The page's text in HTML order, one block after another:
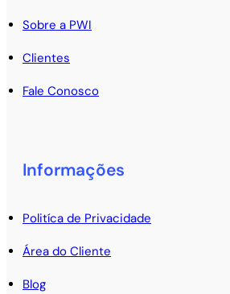
Sobre a PWI
Clientes
Fale Conosco
Informações
Politíca de Privacidade
Área do Cliente
Blog